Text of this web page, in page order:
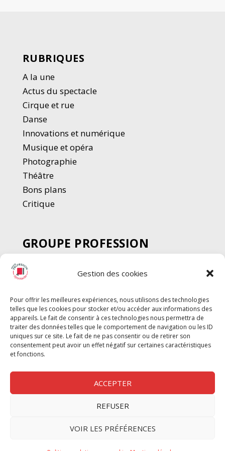
Gestion des cookies
Pour offrir les meilleures expériences, nous utilisons des technologies
telles que les cookies pour stocker et/ou accéder aux informations des
appareils. Le fait de consentir à ces technologies nous permettra de
traiter des données telles que le comportement de navigation ou les ID
uniques sur ce site. Le fait de ne pas consentir ou de retirer son
consentement peut avoir un effet négatif sur certaines caractéristiques
et fonctions.
ACCEPTER
REFUSER
VOIR LES PRÉFÉRENCES
RUBRIQUES
A la une
Actus du spectacle
Cirque et rue
Danse
Innovations et numérique
Musique et opéra
Photographie
Théâtre
Bons plans
Critique
GROUPE PROFESSION
SPECTACLE
Chèque Intermittents
Chèque Compta
Chèque Emploi Spectacle
G-Pods
Profession Audio-visuel
Nous contacter